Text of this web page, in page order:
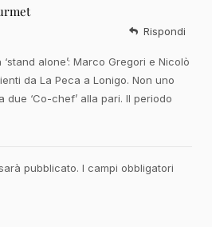
alone’: Marco Gregori e Nicolò
da La Peca a Lonigo. Non uno
‘Co-chef’ alla pari. Il periodo
Rispondi
pubblicato. I campi obbligatori